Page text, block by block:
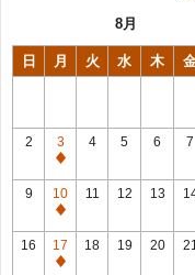
8月
日 月 火 水 木
2
3
休
館
日
4 5 6 7
9
10
休
館
日
11 12 13
16
17
休
18 19 20